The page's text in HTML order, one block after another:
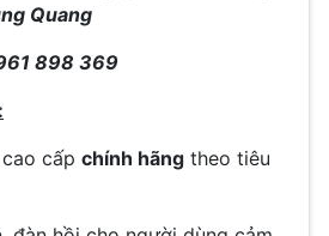
Quang
898 369
cấp chính hãng theo tiêu